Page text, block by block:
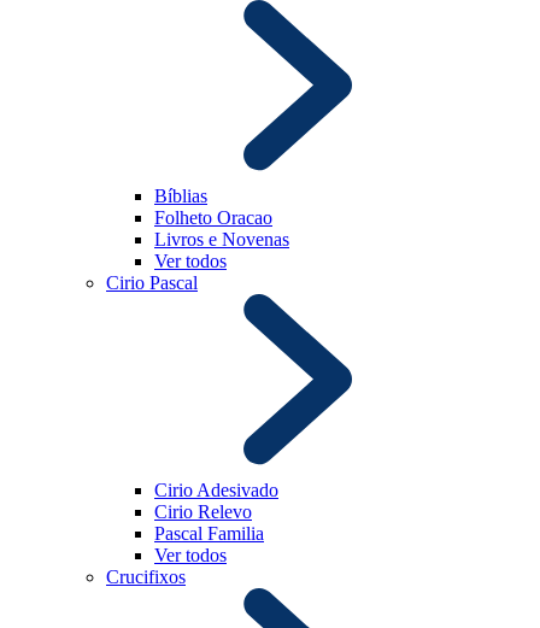
Bíblias
Folheto Oracao
Livros e Novenas
Ver todos
Cirio Pascal
Cirio Adesivado
Cirio Relevo
Pascal Familia
Ver todos
Crucifixos